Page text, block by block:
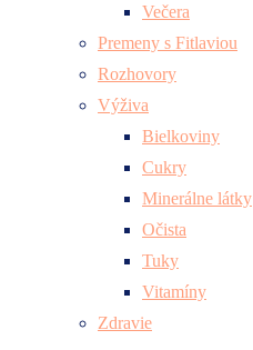
Večera
Premeny s Fitlaviou
Rozhovory
Výživa
Bielkoviny
Cukry
Minerálne látky
Očista
Tuky
Vitamíny
Zdravie